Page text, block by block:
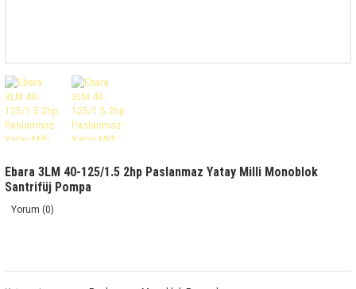
Ebara 3LM 40-125/1.5 2hp Paslanmaz Yatay Milli Monoblok
Santrifüj Pompa
Yorum (0)